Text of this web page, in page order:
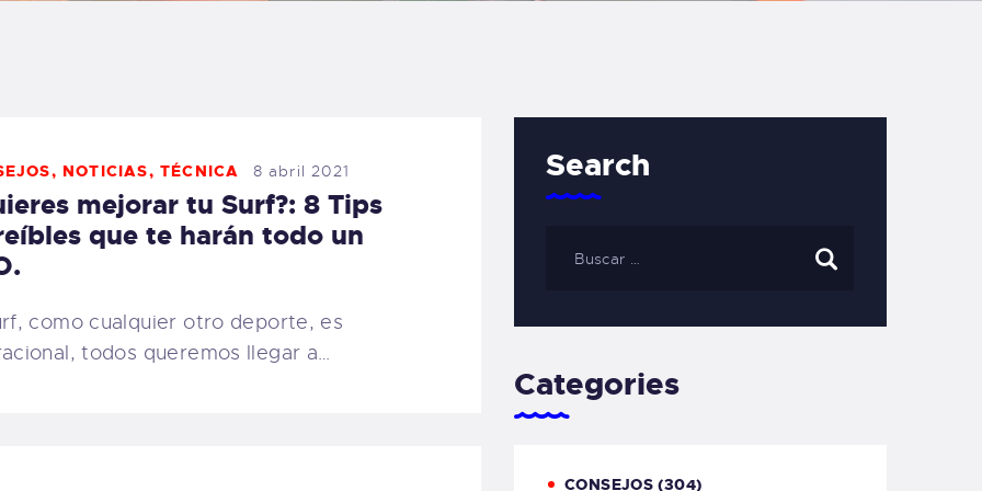
CARRITO
FAMILY
, NOTICIAS,TÉCNICA 8 abril 2021
mejorar tu Surf?: 8 Tips
que te harán todo un
como cualquier otro deporte, es
todos queremos llegar a…
Search
Categories
CONSEJOS (304)